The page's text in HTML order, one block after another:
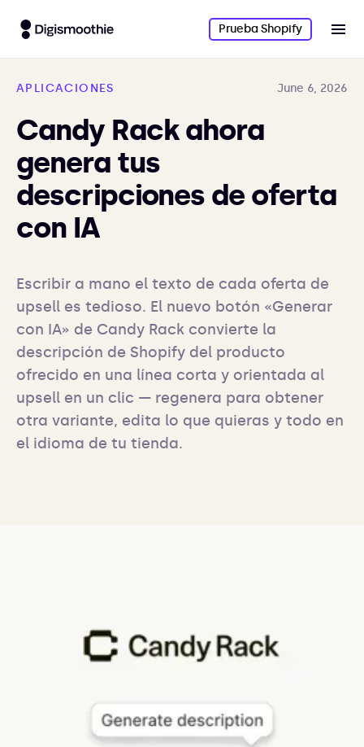
Prueba Shopify
APLICACIONES June 6, 2026
Candy Rack ahora
genera tus
descripciones de oferta
con IA
Escribir a mano el texto de cada oferta de
upsell es tedioso. El nuevo botón «Generar
con IA» de Candy Rack convierte la
descripción de Shopify del producto
ofrecido en una línea corta y orientada al
upsell en un clic — regenera para obtener
otra variante, edita lo que quieras y todo en
el idioma de tu tienda.